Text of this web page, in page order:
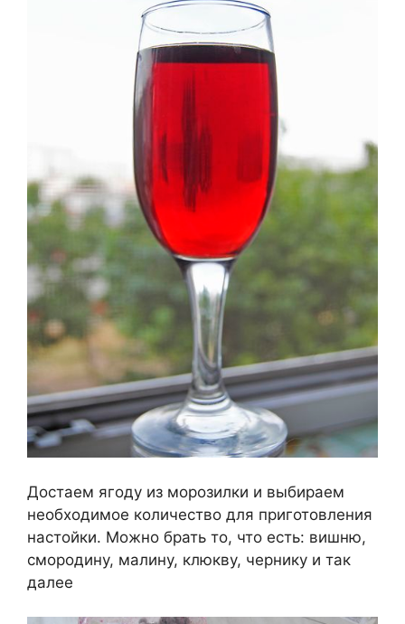
Достаем ягоду из морозилки и выбираем
необходимое количество для приготовления
настойки. Можно брать то, что есть: вишню,
смородину, малину, клюкву, чернику и так
далее